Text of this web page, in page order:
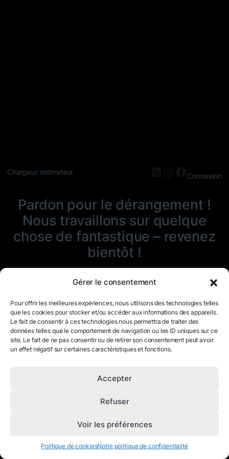
Gérer le consentement
Pour offrir les meilleures expériences, nous utilisons des technologies telles
que les cookies pour stocker et/ou accéder aux informations des appareils.
Le fait de consentir à ces technologies nous permettra de traiter des
données telles que le comportement de navigation ou les ID uniques sur ce
site. Le fait de ne pas consentir ou de retirer son consentement peut avoir
un effet négatif sur certaines caractéristiques et fonctions.
Accepter
Refuser
Voir les préférences
Politique de cookiesNotre politique de confidentialité
Chargeur ordinateur LinkedIn
Instagram
Connexion
Pardon pour le dérangement !
Nous travaillons sur quelque
chose de fantastique – revenez
bientôt !